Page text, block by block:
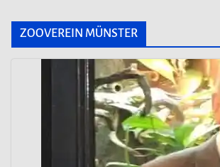
ZOOVEREIN MÜNSTER